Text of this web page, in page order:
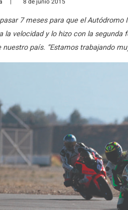
7 meses para que el
la velocidad y lo hizo con la
país. “Estamos trabajando